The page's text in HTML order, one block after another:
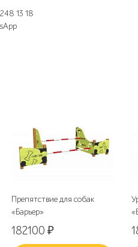
13 18
Препятствие для собак
«Барьер»
182100₽